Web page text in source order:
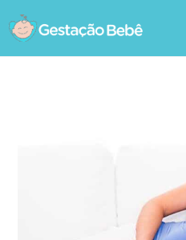
to
content